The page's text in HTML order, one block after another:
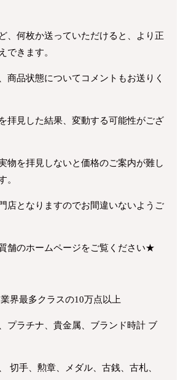
、何枚か送っていただけると、より正
できます。
商品状態についてコメントもお送りく
拝見した結果、変動する可能性がござ
物を拝見しないと価格のご案内が難し
。
店となりますのでお間違いないようご
舗のホームページをご覧ください★
界最多クラスの10万点以上
プラチナ、貴金属、ブランド時計 ブ
切手、勲章、メダル、古銭、古札、